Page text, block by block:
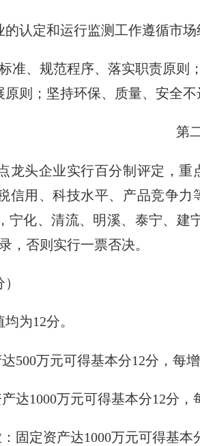
认定和运行监测工作遵循市
准、规范程序、落实职责原则
则；坚持环保、质量、安全
第
龙头企业实行百分制评定，
信用、科技水平、产品竞争力
宁化、清流、明溪、泰宁、建
，否则实行一票否决。
均为12分。
500万元可得基本分12分，每
达1000万元可得基本分12分，
固定资产达1000万元可得基本